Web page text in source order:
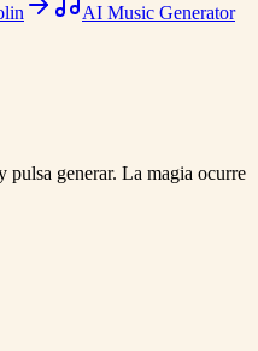
AI Music Generator
pulsa generar. La magia ocurre